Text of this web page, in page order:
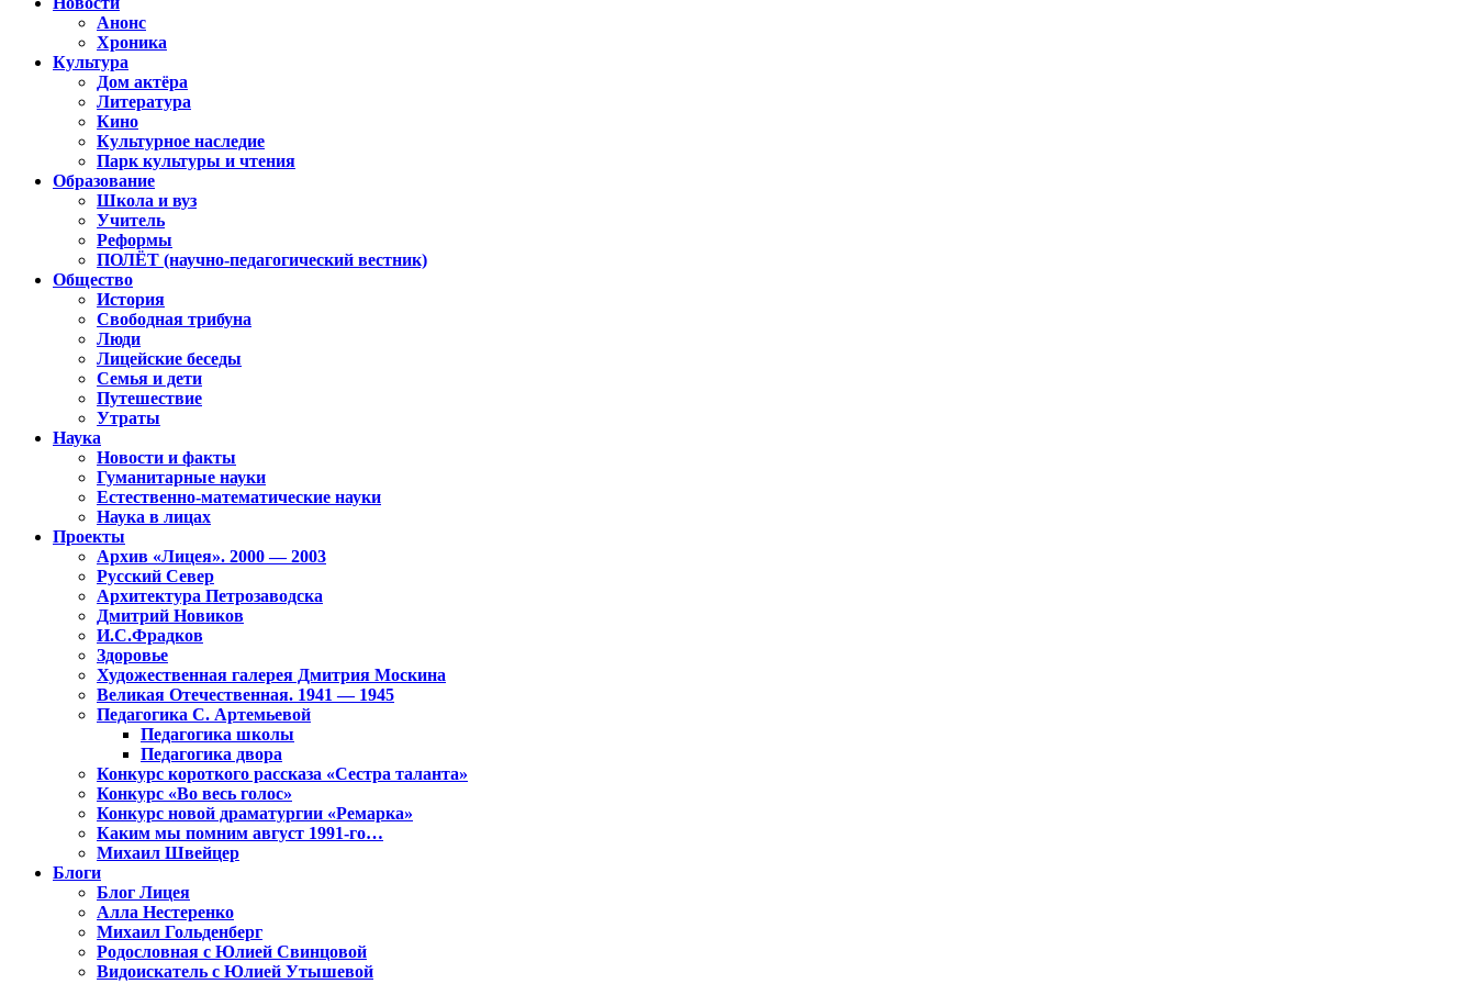
Анонс
Хроника
Культура
Дом актёра
Литература
Кино
Культурное наследие
Парк культуры и чтения
Образование
Школа и вуз
Учитель
Реформы
ПОЛЁТ (научно-педагогический вестник)
Общество
История
Свободная трибуна
Люди
Лицейские беседы
Семья и дети
Путешествие
Утраты
Наука
Новости и факты
Гуманитарные науки
Естественно-математические науки
Наука в лицах
Проекты
Архив «Лицея». 2000 — 2003
Русский Север
Архитектура Петрозаводска
Дмитрий Новиков
И.С.Фрадков
Здоровье
Художественная галерея Дмитрия Москина
Великая Отечественная. 1941 — 1945
Педагогика С. Артемьевой
Педагогика школы
Педагогика двора
Конкурс короткого рассказа «Сестра таланта»
Конкурс «Во весь голос»
Конкурс новой драматургии «Ремарка»
Каким мы помним август 1991-го…
Михаил Швейцер
Блоги
Блог Лицея
Алла Нестеренко
Михаил Гольденберг
Родословная с Юлией Свинцовой
Видоискатель с Юлией Утышевой